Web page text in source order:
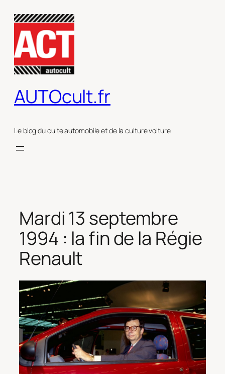
contenu
AUTOcult.fr
Le blog du culte automobile et de la culture voiture
Mardi 13 septembre
1994 : la fin de la Régie
Renault